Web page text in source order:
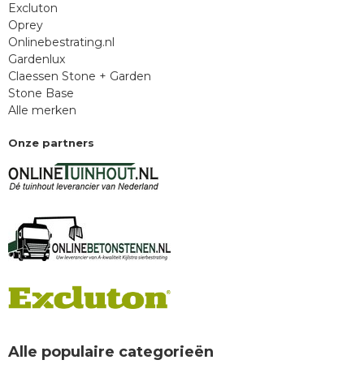
Excluton
Oprey
Onlinebestrating.nl
Gardenlux
Claessen Stone + Garden
Stone Base
Alle merken
Onze partners
Alle populaire categorieën